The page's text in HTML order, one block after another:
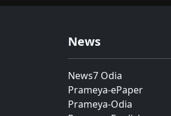
News
News7 Odia
Prameya-ePaper
Prameya-Odia